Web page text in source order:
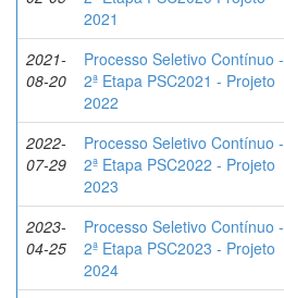
2021
2021-
08-20
Processo Seletivo Contínuo -
2ª Etapa PSC2021 - Projeto
2022
2022-
07-29
Processo Seletivo Contínuo -
2ª Etapa PSC2022 - Projeto
2023
2023-
04-25
Processo Seletivo Contínuo -
2ª Etapa PSC2023 - Projeto
2024